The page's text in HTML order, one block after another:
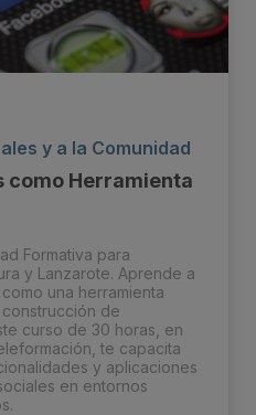
y a la Comunidad
como Herramienta
Formativa para
y Lanzarote. Aprende a
una herramienta
de
curso de 30 horas, en
te capacita
y aplicaciones
en entornos